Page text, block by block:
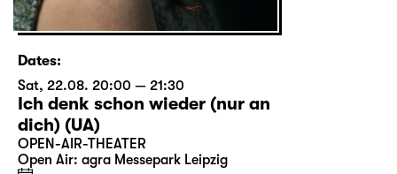
Dates:
Sat, 22.08. 20:00 — 21:30
Ich denk schon wieder (nur an
dich) (UA)
OPEN-AIR-THEATER
Open Air: agra Messepark Leipzig